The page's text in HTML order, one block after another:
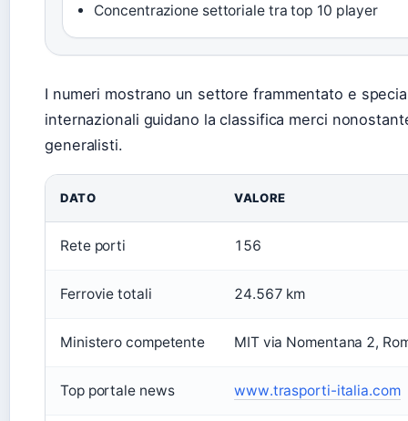
Concentrazione settoriale tra top 10 player
I numeri mostrano un settore frammentato e
internazionali guidano la classifica merci
generalisti.
DATO VALORE
Rete porti 156
Ferrovie totali 24.567 km
Ministero competente MIT via Nomentana 2,
Top portale news www.trasporti-italia.com